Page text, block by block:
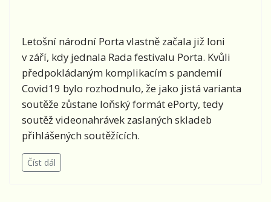
Letošní národní Porta vlastně začala již loni
v září, kdy jednala Rada festivalu Porta. Kvůli
předpokládaným komplikacím s pandemií
Covid19 bylo rozhodnulo, že jako jistá varianta
soutěže zůstane loňský formát ePorty, tedy
soutěž videonahrávek zaslaných skladeb
přihlášených soutěžících.
Číst dál